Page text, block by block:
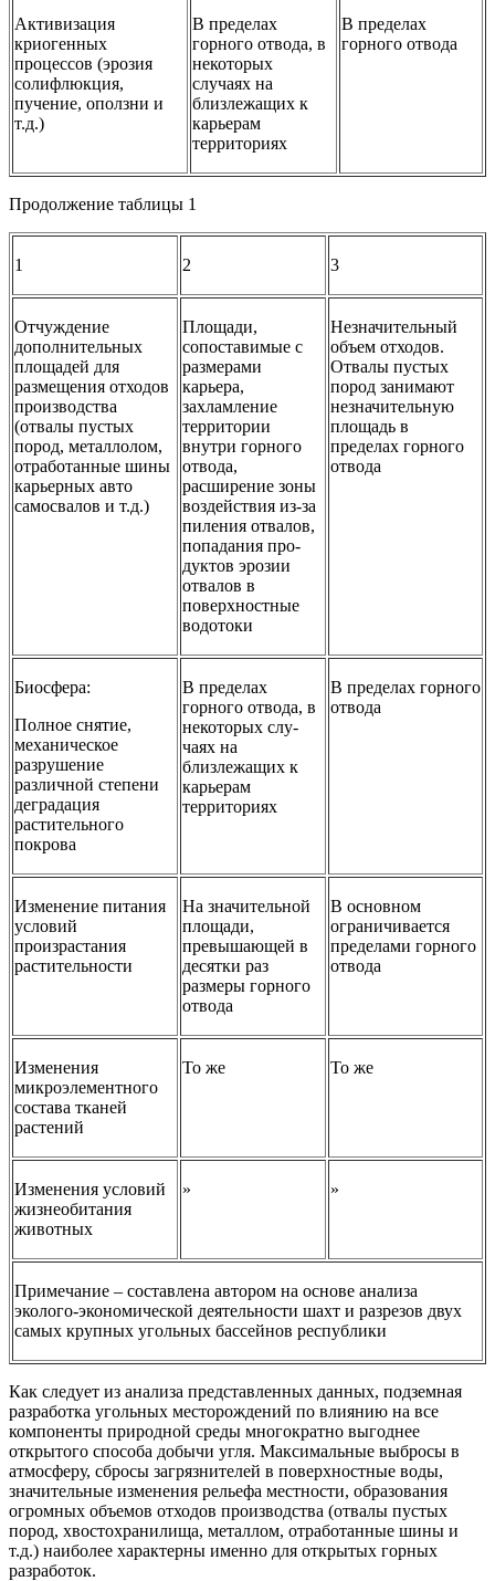
Активизация
криогенных
процессов (эрозия
солифлюкция,
пучение, оползни и
т.д.)
В пределах
горного от­вода, в
некоторых
случаях на
близлежащих к
карьерам
территориях
В пределах
горного от­вода
Продолжение таблицы 1
1 2 3
Отчуждение
дополнительных
площадей для
размещения отходов
производства
(отвалы пустых
пород, металлолом,
отработанные шины
карьерных авто
самосвалов и т.д.)
Площади,
сопоставимые с
размерами
карьера,
захламление
территории
внутри горного
отвода,
расширение зоны
воз­действия из-за
пиления отвалов,
попадания про­
дуктов эрозии
отвалов в
поверхностные
водотоки
Незначительный
объем отходов.
Отвалы пустых
пород занимают
незна­чительную
площадь в
пределах горного
отвода
Биосфера:
Полное снятие,
механическое
разрушение
различной степени
деградация
растительного
покрова
В пределах
горного от­вода, в
некоторых слу­
чаях на
близлежащих к
карьерам
территориях
В пределах горного
от­вода
Изменение питания
условий
произрастания
растительности
На значительной
площа­ди,
превышающей в
де­сятки раз
размеры гор­ного
отвода
В основном
ограничива­ется
пределами горного
отвода
Изменения
микроэлементного
состава тканей
растений
То же То же
Изменения условий
жизнеобитания
животных
» »
Примечание – составлена автором на основе анализа
эколого-экономической деятельности шахт и разрезов двух
самых крупных угольных бассейнов республики
Как следует из анализа представленных данных, подземная
разработка угольных месторождений по влиянию на все
компоненты природной среды многократно выгоднее
открытого способа добычи угля. Максимальные выбросы в
атмосферу, сбросы загрязнителей в поверхностные воды,
значительные изменения рельефа местности, образования
огромных объемов отходов производства (отвалы пустых
пород, хвостохранилища, металлом, отработанные шины и
т.д.) наиболее характерны именно для открытых горных
разработок.